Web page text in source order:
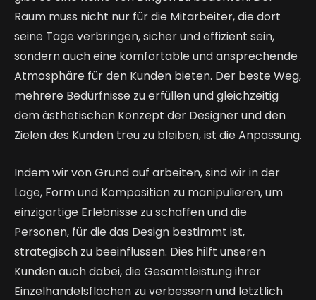
Raum muss nicht nur für die Mitarbeiter, die dort
seine Tage verbringen, sicher und effizient sein,
sondern auch eine komfortable und ansprechende
Atmosphäre für den Kunden bieten. Der beste Weg,
mehrere Bedürfnisse zu erfüllen und gleichzeitig
dem ästhetischen Konzept der Designer und den
Zielen des Kunden treu zu bleiben, ist die Anpassung.
Indem wir von Grund auf arbeiten, sind wir in der
Lage, Form und Komposition zu manipulieren, um
einzigartige Erlebnisse zu schaffen und die
Personen, für die das Design bestimmt ist,
strategisch zu beeinflussen. Dies hilft unseren
Kunden auch dabei, die Gesamtleistung ihrer
Einzelhandelsflächen zu verbessern und letztlich